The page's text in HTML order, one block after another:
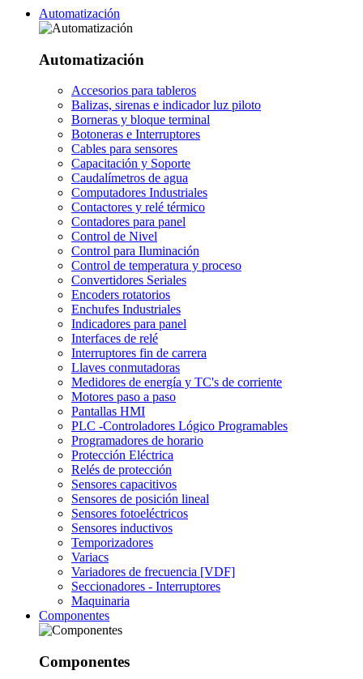
Automatización
Automatización
Accesorios para tableros
Balizas, sirenas e indicador luz piloto
Borneras y bloque terminal
Botoneras e Interruptores
Cables para sensores
Capacitación y Soporte
Caudalímetros de agua
Computadores Industriales
Contactores y relé térmico
Contadores para panel
Control de Nivel
Control para Iluminación
Control de temperatura y proceso
Convertidores Seriales
Encoders rotatorios
Enchufes Industriales
Indicadores para panel
Interfaces de relé
Interruptores fin de carrera
Llaves conmutadoras
Medidores de energía y TC's de corriente
Motores paso a paso
Pantallas HMI
PLC -Controladores Lógico Programables
Programadores de horario
Protección Eléctrica
Relés de protección
Sensores capacitivos
Sensores de posición lineal
Sensores fotoeléctricos
Sensores inductivos
Temporizadores
Variacs
Variadores de frecuencia [VDF]
Seccionadores - Interruptores
Maquinaria
Componentes
Componentes